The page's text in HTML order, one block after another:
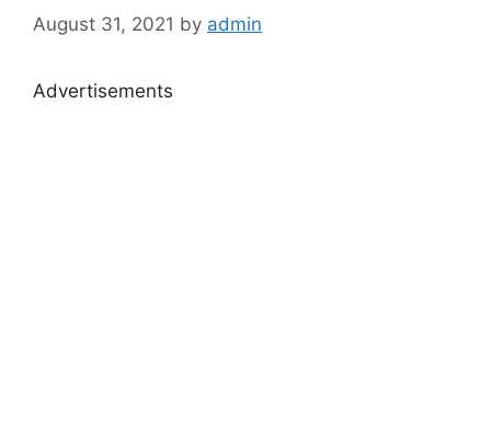
August 31, 2021 by admin
Advertisements